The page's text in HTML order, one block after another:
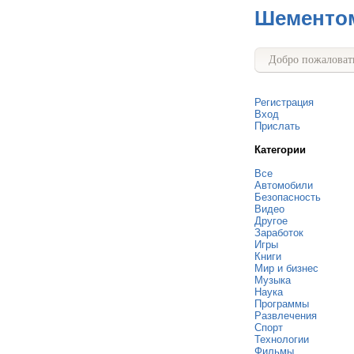
Добро
Регистрация
Вход
Прислать
Категории
Все
Автомобили
Безопасность
Видео
Другое
Заработок
Игры
Книги
Мир и бизнес
Музыка
Наука
Программы
Развлечения
Спорт
Технологии
Фильмы